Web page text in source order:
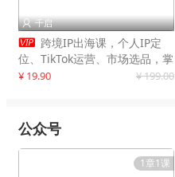
 千启
 跨境IP出海课，个人IP定
位、TikTok运营、市场选品，掌
握核心闭环，实现月入1万美金
¥ 19.90 ¥ 199.00
公众号
1章1课